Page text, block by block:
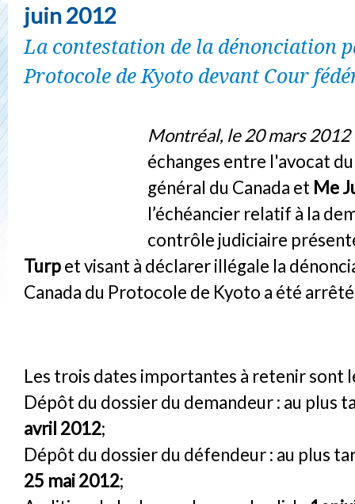
juin 2012
La contestation de la dénonciation
Protocole de Kyoto devant Cour
Montréal, le 20 mars 2012
échanges entre l'avocat
général du Canada et Me
l’échéancier relatif à la
contrôle judiciaire
Turpet visant à déclarer illégale la
Canada du Protocole de Kyoto a été
Les trois dates importantes à retenir sont
Dépôt du dossier du demandeur : au plus
avril 2012;
Dépôt du dossier du défendeur : au plus
25 mai 2012;